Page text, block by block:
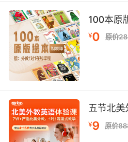
的日冕环 就那样消失了
8. There's a very marked
aspect of having the
from behind the moon the
一幅非常三维的画面 日冕从
就是这样的景象
9. The corona of flame
as the atmosphere is
100本原
¥0 原价
五节北
¥9 原价